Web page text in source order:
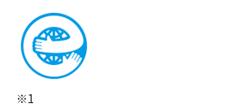
※1